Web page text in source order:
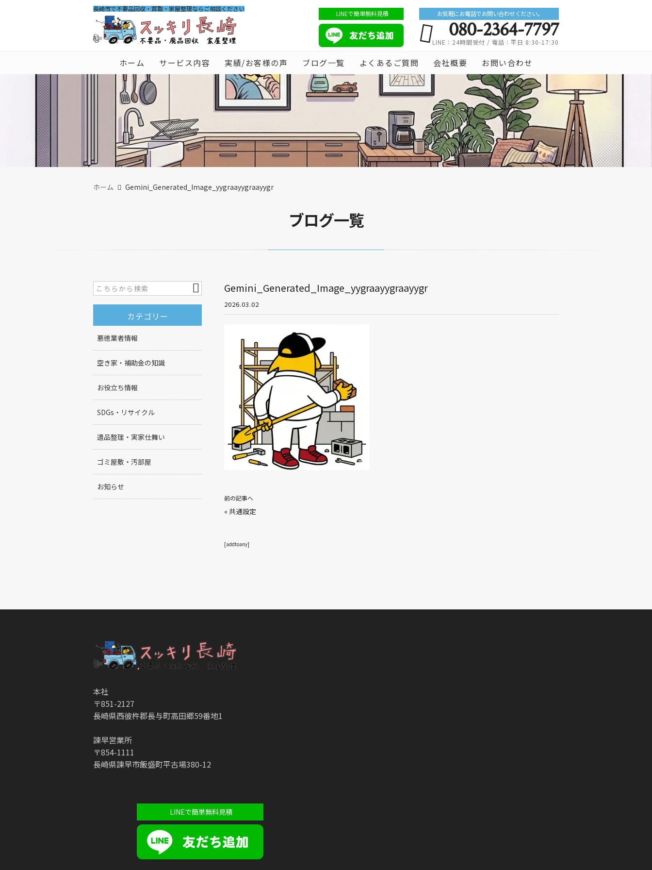
長崎市で不要品回収・買取・家屋整理ならご相談ください
LINEで簡単無料見積 お気軽にお電話でお問い合わせください。
080-2364-7797
LINE：24時間受付 / 電話：平日 8:30-17:30
ホーム サービス内容 実績/お客様の声 ブログ一覧 よくあるご質問 会社概要 お問い合わせ
ホーム Gemini_Generated_Image_yygraayygraayygr
ブログ一覧
Gemini_Generated_Image_yygraayygraayygr
2026.03.02
前の記事へ
« 共通設定
[addtoany]
カテゴリー
悪徳業者情報
空き家・補助金の知識
お役立ち情報
SDGs・リサイクル
遺品整理・実家仕舞い
ゴミ屋敷・汚部屋
お知らせ
本社
〒851-2127
長崎県西彼杵郡長与町高田郷59番地1
諫早営業所
〒854-1111
長崎県諫早市飯盛町平古場380-12
LINEで簡単無料見積